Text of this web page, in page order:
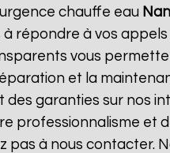
chauffe eau
répondre à vos
vous
et la
garanties sur nos
professionnalisme et
pas à nous contacter.